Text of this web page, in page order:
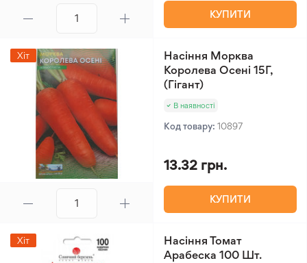
КУПИТИ
Хіт
Насіння Морква
Королева Осені 15Г,
(Гігант)
В наявності
Код товару: 10897
13.32 грн.
КУПИТИ
Хіт
Насіння Томат
Арабеска 100 Шт.